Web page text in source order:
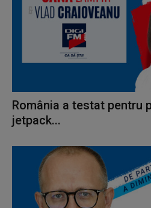
România a testat pentru
jetpack...